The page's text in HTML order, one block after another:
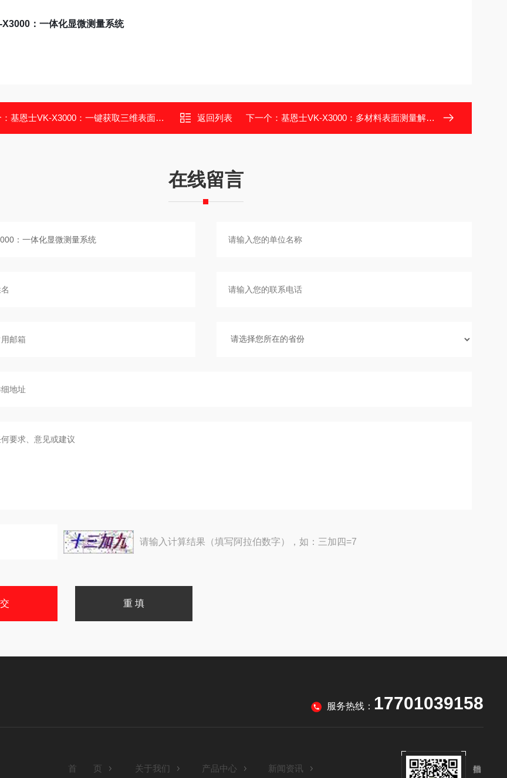
：一体化显微测量系统
基恩士VK-X3000：一键获取三维表面数据 返回列表 下一个： 基恩士VK-X3000：多材料表面测量解决方案
在线留言
请输入计算结果（填写阿拉伯数字），如：三加四=7
服务热线： 17701039158
首 页 关于我们 产品中心 新闻资讯